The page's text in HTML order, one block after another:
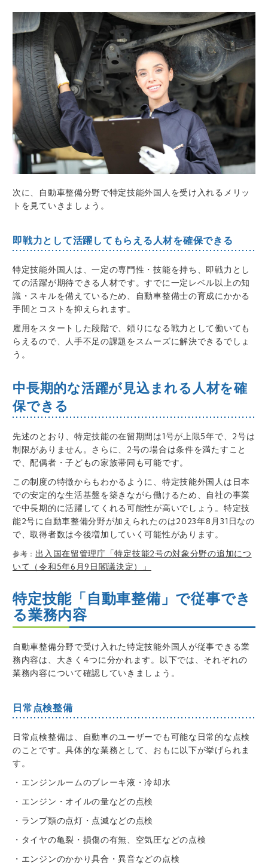
次に、自動車整備分野で特定技能外国人を受け入れるメリッ
トを見ていきましょう。
即戦力として活躍してもらえる人材を確保できる
特定技能外国人は、一定の専門性・技能を持ち、即戦力とし
ての活躍が期待できる人材です。すでに一定レベル以上の知
識・スキルを備えているため、自動車整備士の育成にかかる
手間とコストを抑えられます。
雇用をスタートした段階で、頼りになる戦力として働いても
らえるので、人手不足の課題をスムーズに解決できるでしょ
う。
中長期的な活躍が見込まれる人材を確
保できる
先述のとおり、特定技能の在留期間は1号が上限5年で、2号は
制限がありません。さらに、2号の場合は条件を満たすこと
で、配偶者・子どもの家族帯同も可能です。
この制度の特徴からもわかるように、特定技能外国人は日本
での安定的な生活基盤を築きながら働けるため、自社の事業
で中長期的に活躍してくれる可能性が高いでしょう。特定技
能2号に自動車整備分野が加えられたのは2023年8月31日なの
で、取得者数は今後増加していく可能性があります。
参考： 出入国在留管理庁「特定技能2号の対象分野の追加につ
いて（令和5年6月9日閣議決定）」
特定技能「自動車整備」で従事でき
る業務内容
自動車整備分野で受け入れた特定技能外国人が従事できる業
務内容は、大きく4つに分かれます。以下では、それぞれの
業務内容について確認していきましょう。
日常点検整備
日常点検整備は、自動車のユーザーでも可能な日常的な点検
のことです。具体的な業務として、おもに以下が挙げられま
す。
・エンジンルームのブレーキ液・冷却水
・エンジン・オイルの量などの点検
・ランプ類の点灯・点滅などの点検
・タイヤの亀裂・損傷の有無、空気圧などの点検
・エンジンのかかり具合・異音などの点検